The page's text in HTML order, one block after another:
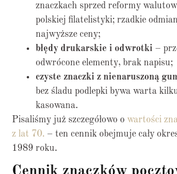
znaczkach sprzed reformy
polskiej filatelistyki; rzadkie
najwyższe ceny;
błędy drukarskie i odwrotki –
odwrócone elementy, brak napisu;
czyste znaczki z nienaruszoną
bez śladu podlepki bywa warta
kasowana.
Pisaliśmy już szczegółowo o wartości
z lat 70. – ten cennik obejmuje cały
1989 roku.